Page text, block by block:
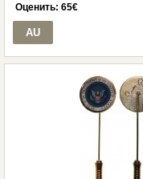
Оценить: 65€
AU